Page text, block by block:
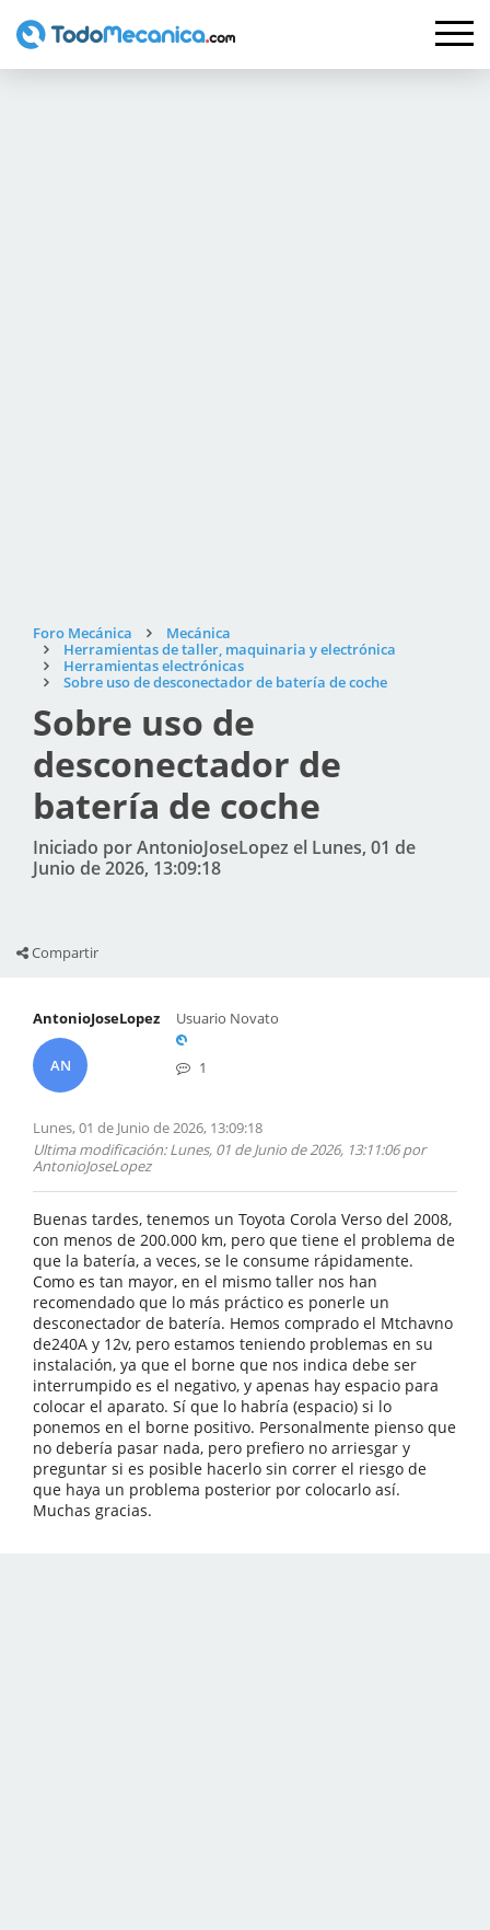
Foro Mecánica
Mecánica
Herramientas de taller, maquinaria y electrónica
Herramientas electrónicas
Sobre uso de desconectador de batería de coche
Sobre uso de
desconectador de
batería de coche
Iniciado por AntonioJoseLopez el Lunes, 01 de
Junio de 2026, 13:09:18
Compartir
AntonioJoseLopez
AN
Usuario Novato
1
Lunes, 01 de Junio de 2026, 13:09:18
Ultima modificación: Lunes, 01 de Junio de 2026, 13:11:06 por
AntonioJoseLopez
Buenas tardes, tenemos un Toyota Corola Verso del 2008,
con menos de 200.000 km, pero que tiene el problema de
que la batería, a veces, se le consume rápidamente.
Como es tan mayor, en el mismo taller nos han
recomendado que lo más práctico es ponerle un
desconectador de batería. Hemos comprado el Mtchavno
de240A y 12v, pero estamos teniendo problemas en su
instalación, ya que el borne que nos indica debe ser
interrumpido es el negativo, y apenas hay espacio para
colocar el aparato. Sí que lo habría (espacio) si lo
ponemos en el borne positivo. Personalmente pienso que
no debería pasar nada, pero prefiero no arriesgar y
preguntar si es posible hacerlo sin correr el riesgo de
que haya un problema posterior por colocarlo así.
Muchas gracias.